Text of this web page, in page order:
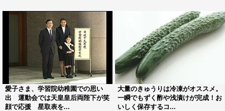
愛子さま、学習院幼稚園での思い
出 運動会では天皇皇后両陛下が笑
顔で応援 星取表を...
大量のきゅうりは冷凍がオススメ。
一瞬でもずく酢や浅漬けが完成！お
いしく保存するコ...